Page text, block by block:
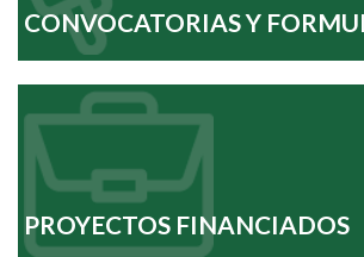
CONVOCATORIAS Y
PROYECTOS FINANCIADOS